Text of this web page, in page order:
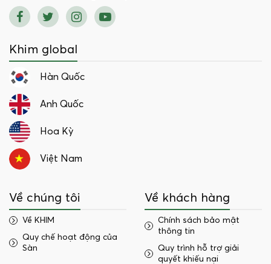
Khim global
Hàn Quốc
Anh Quốc
Hoa Kỳ
Việt Nam
Về chúng tôi
Về KHIM
Quy chế hoạt động của
Sàn
Về khách hàng
Chính sách bảo mật
thông tin
Quy trình hỗ trợ giải
quyết khiếu nại